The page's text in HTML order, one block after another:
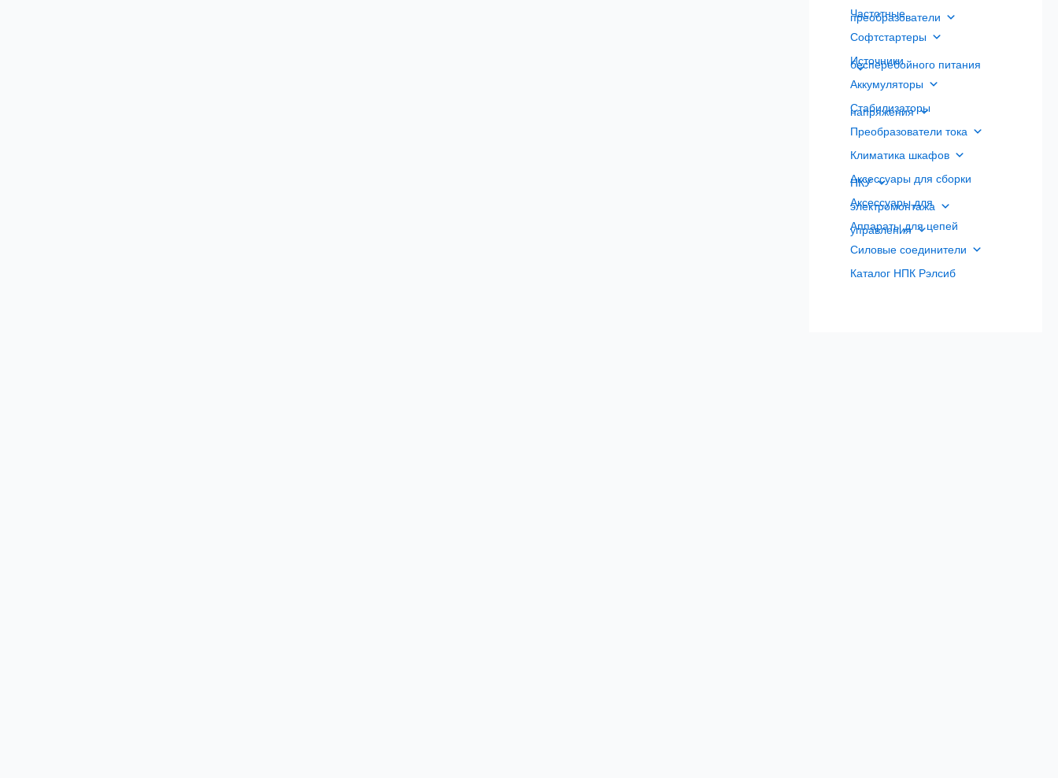
Частотные
преобразователи
Софтстартеры
Источники
бесперебойного питания
Аккумуляторы
Стабилизаторы
напряжения
Преобразователи тока
Климатика шкафов
Аксессуары для сборки
НКУ
Аксессуары для
электромонтажа
Аппараты для цепей
управления
Силовые соединители
Каталог НПК Рэлсиб